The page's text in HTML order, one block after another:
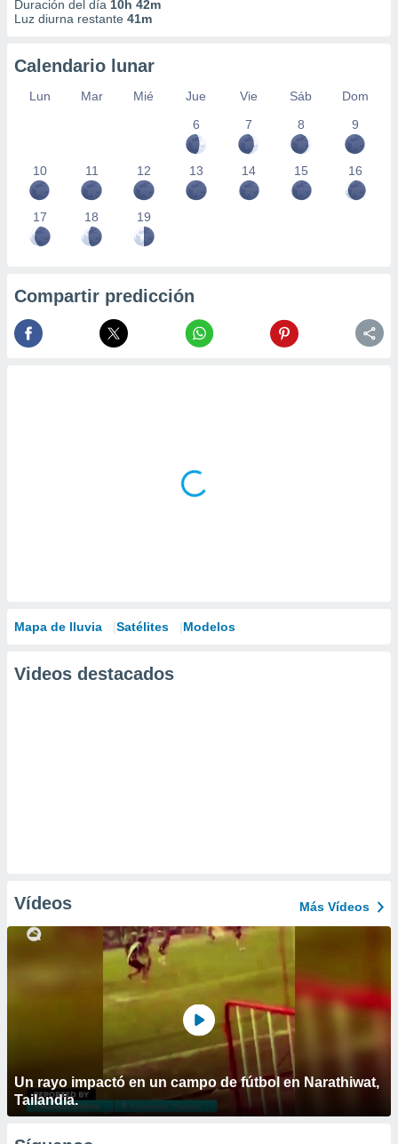
Duración del día 10h 42m
Luz diurna restante 41m
Calendario lunar
Lun Mar Mié Jue Vie Sáb
Dom
6
7 8 9
10 11 12 13 14 15 16
17 18 19
Compartir predicción
Mapa de lluvia Satélites Modelos
Videos destacados
Vídeos Más Vídeos
Un rayo impactó en un campo de fútbol en Narathiwat,
Tailandia.